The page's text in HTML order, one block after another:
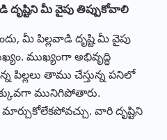
మీ వైపు తిప్పుకోవాలి
మీ పిల్లవాడి దృష్టి మీ వైపు
ముఖ్యంగా అభివృద్ధి
పిల్లలు తాము చేస్తున్న పనిలో
మునిగిపోతారు.
మార్చుకోలేకపోవచ్చు. వారి దృష్టిని